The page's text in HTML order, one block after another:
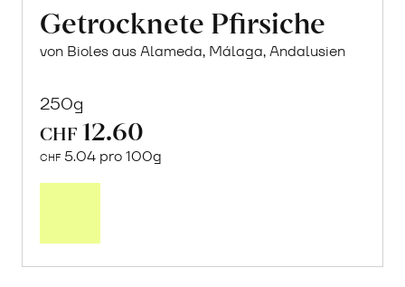
Getrocknete Pfirsiche
von Bioles aus Alameda, Málaga, Andalusien
250g
CHF 12.60
CHF 5.04 pro 100g